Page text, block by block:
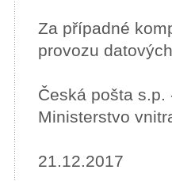
Za případné
provozu
Česká pošta s.p.
Ministerstvo
21.12.2017